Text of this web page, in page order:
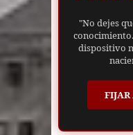
"No dejes
dispositivo